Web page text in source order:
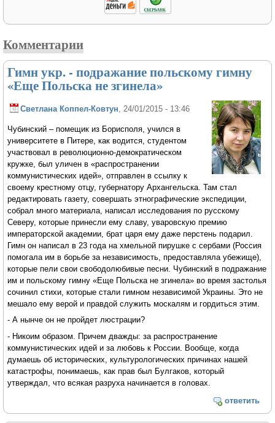
Комментарии
Гимн укр. - подражание польскому гимну
«Еще Польска не згинела»
Светлана Коппел-Ковтун , 24/01/2015 - 13:46
Чубинский – помещик из Борисполя, учился в
университете в Питере, как водится, студентом
участвовал в революционно-демократическом
кружке, был уличен в «распространении
коммунистических идей», отправлен в ссылку к
своему крестному отцу, губернатору Архангельска. Там стал
редактировать газету, совершать этнографические экспедиции,
собрал много материала, написал исследования по русскому
Северу, которые принесли ему славу, уваровскую премию
императорской академии, брат царя ему даже перстень подарил.
Гимн он написал в 23 года на хмельной пирушке с сербами (Россия
помогала им в борьбе за независимость, предоставляла убежище),
которые пели свои свободолюбивые песни. Чубинский в подражание
им и польскому гимну «Еще Польска не згинела» во время застолья
сочинил стихи, которые стали гимном независимой Украины. Это не
мешало ему верой и правдой служить москалям и гордиться этим.
- А нынче он не пройдет люстрации?
- Никоим образом. Причем дважды: за распространение
коммунистических идей и за любовь к России. Вообще, когда
думаешь об исторических, культурологических причинах нашей
катастрофы, понимаешь, как прав был Булгаков, который
утверждал, что всякая разруха начинается в головах.
ответить